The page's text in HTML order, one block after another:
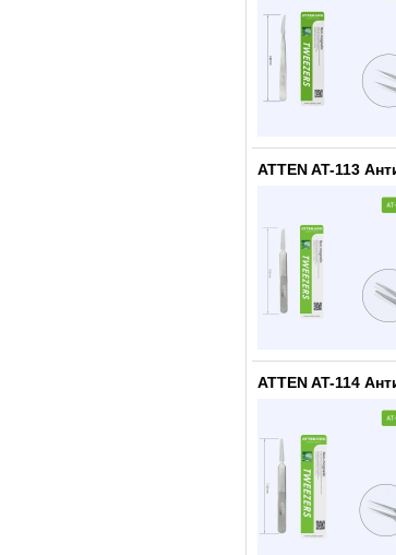
ATTEN AT-113
ATTEN AT-114